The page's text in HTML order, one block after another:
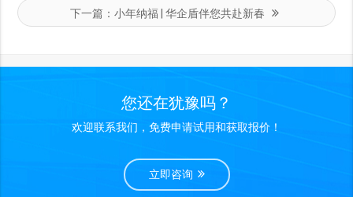
下一篇： 小年纳福 | 华企盾伴您共赴新春
您还在犹豫吗？
欢迎联系我们，免费申请试用和获取报价！
立即咨询